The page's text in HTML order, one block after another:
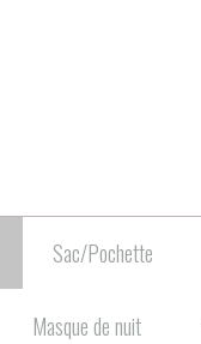
Sac/Pochette
Masque de nuit